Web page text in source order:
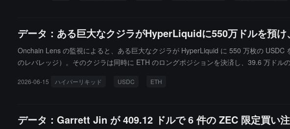
データ：ある巨大なクジラがHyperLiquidに550万ドルを預け
Onchain Lens の監視によると、ある巨大なクジラが HyperLiquid に 550 万枚の
のレバレッジ）。そのクジラは同時に ETH のロングポジションを決済し、39.6 万ドル
2026-06-15 ハイパーリキッド USDC ETH
データ：Garrett Jin が 409.12 ドルで 6 件の ZEC 限定買い